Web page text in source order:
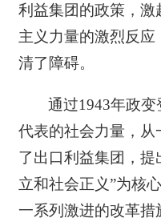
利益集团的政策，
主义力量的激烈反
清了障碍。
通过1943年政
代表的社会力量，
了出口利益集团，提
立和社会正义”为核
一系列激进的改革